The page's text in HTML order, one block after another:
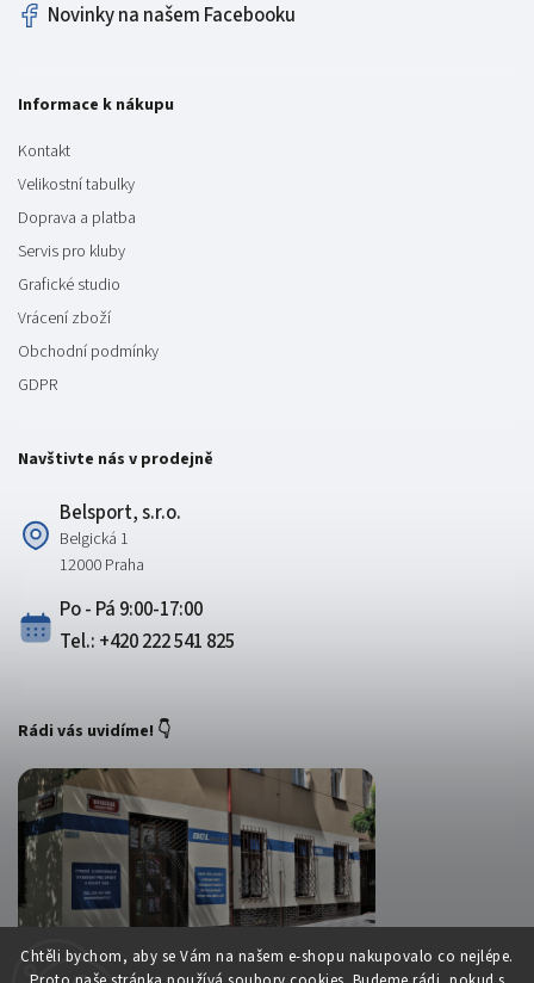
Chtěli bychom, aby se Vám na našem e-shopu nakupovalo co nejlépe.
Novinky na našem Facebooku
Informace k nákupu
Kontakt
Velikostní tabulky
Doprava a platba
Servis pro kluby
Grafické studio
Vrácení zboží
Obchodní podmínky
GDPR
Navštivte nás v prodejně
Belsport, s.r.o.
Belgická 1
12000 Praha
Po - Pá 9:00-17:00
Tel.: +420 222 541 825
Rádi vás uvidíme! 👇